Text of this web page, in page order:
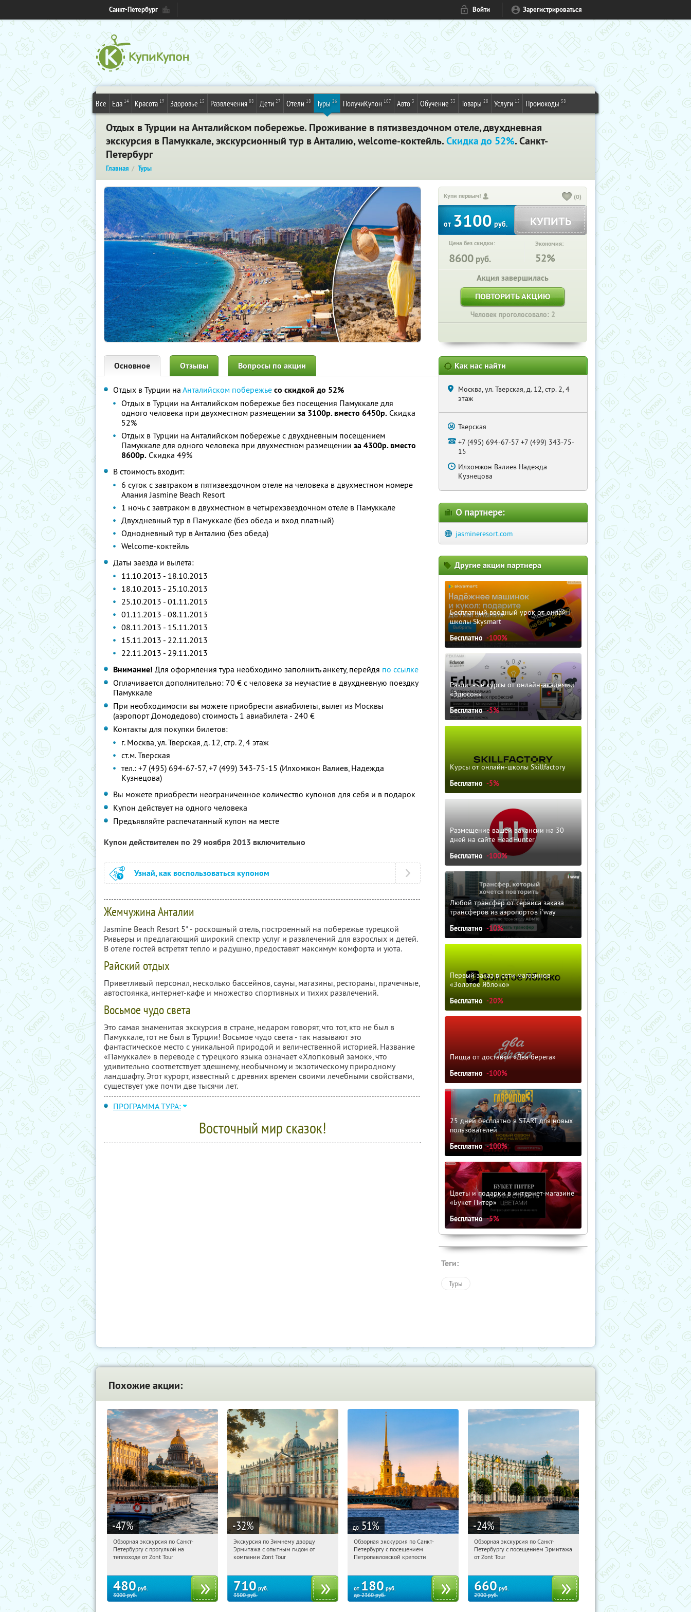
Санкт-Петербург Войти Зарегистрироваться
Все Еда 14 Красота 19 Здоровье 15 Развлечения 88 Дети 27 Отели 18 Туры 26 ПолучиКупон 107 Авто 3 Обучение 33 Товары 28 Услуги 15 Промокоды 58
Отдых в Турции на Анталийском побережье. Проживание в пятизвездочном отеле, двухдневная
экскурсия в Памуккале, экскурсионный тур в Анталию, welcome-коктейль.Скидка до 52%. Санкт-
Петербург
Главная Туры
Купи первым! (0)
от 3100 руб. КУПИТЬ
Цена без скидки:
8600 руб.
Экономия:
52%
Акция завершилась
ПОВТОРИТЬ АКЦИЮ
Человек проголосовало: 2
Основное Отзывы Вопросы по акции
Отдых в Турции на Анталийском побережье со скидкой до 52%
Отдых в Турции на Анталийском побережье без посещения Памуккале для
одного человека при двухместном размещении за 3100р. вместо 6450р. Скидка
52%
Отдых в Турции на Анталийском побережье с двухдневным посещением
Памуккале для одного человека при двухместном размещении за 4300р. вместо
8600р. Скидка 49%
В стоимость входит:
6 суток с завтраком в пятизвездочном отеле на человека в двухместном номере
Алания Jasmine Beach Resort
1 ночь с завтраком в двухместном в четырехзвездочном отеле в Памуккале
Двухдневный тур в Памуккале (без обеда и вход платный)
Однодневный тур в Анталию (без обеда)
Welcome-коктейль
Даты заезда и вылета:
11.10.2013 - 18.10.2013
18.10.2013 - 25.10.2013
25.10.2013 - 01.11.2013
01.11.2013 - 08.11.2013
08.11.2013 - 15.11.2013
15.11.2013 - 22.11.2013
22.11.2013 - 29.11.2013
Внимание! Для оформления тура необходимо заполнить анкету, перейдя по ссылке
Оплачивается дополнительно: 70 € с человека за неучастие в двухдневную поездку
Памуккале
При необходимости вы можете приобрести авиабилеты, вылет из Москвы
(аэропорт Домодедово) стоимость 1 авиабилета - 240 €
Контакты для покупки билетов:
г. Москва, ул. Тверская, д. 12, стр. 2, 4 этаж
ст.м. Тверская
тел.: +7 (495) 694-67-57, +7 (499) 343-75-15 (Илхомжон Валиев, Надежда
Кузнецова)
Вы можете приобрести неограниченное количество купонов для себя и в подарок
Купон действует на одного человека
Предъявляйте распечатанный купон на месте
Купон действителен по 29 ноября 2013 включительно
Узнай, как воспользоваться купоном
Жемчужина Анталии
Jasmine Beach Resort 5* - роскошный отель, построенный на побережье турецкой
Ривьеры и предлагающий широкий спектр услуг и развлечений для взрослых и детей.
В отеле гостей встретят тепло и радушно, предоставят максимум комфорта и уюта.
Райский отдых
Приветливый персонал, несколько бассейнов, сауны, магазины, рестораны, прачечные,
автостоянка, интернет-кафе и множество спортивных и тихих развлечений.
Восьмое чудо света
Это самая знаменитая экскурсия в стране, недаром говорят, что тот, кто не был в
Памуккале, тот не был в Турции! Восьмое чудо света - так называют это
фантастическое место с уникальной природой и величественной историей. Название
«Памуккале» в переводе с турецкого языка означает «Хлопковый замок», что
удивительно соответствует здешнему, необычному и экзотическому природному
ландшафту. Этот курорт, известный с древних времен своими лечебными свойствами,
существует уже почти две тысячи лет.
ПРОГРАММА ТУРА:
Восточный мир сказок!
Как нас найти
Москва, ул. Тверская, д. 12, стр. 2, 4
этаж
Тверская
+7 (495) 694-67-57 +7 (499) 343-75-
15
Илхомжон Валиев Надежда
Кузнецова
О партнере:
jasmineresort.com
Другие акции партнера
Бесплатный вводный урок от онлайн-
школы Skysmart
Бесплатно -100%
Различные курсы от онлайн-академии
«Эдюсон»
Бесплатно -5%
Курсы от онлайн-школы Skillfactory
Бесплатно -5%
Размещение вашей вакансии на 30
дней на сайте HeadHunter
Бесплатно -100%
Любой трансфер от сервиса заказа
трансферов из аэропортов i'way
Бесплатно -10%
Первый заказ в сети магазинов
«Золотое Яблоко»
Бесплатно -20%
Пицца от доставки «Два берега»
Бесплатно -100%
25 дней бесплатно в START для новых
пользователей
Бесплатно -100%
Цветы и подарки в интернет-магазине
«Букет Питер»
Бесплатно -5%
Теги:
Туры
Похожие акции:
-47%
19:05:56 Купили:
Площадь Восстания
Обзорная экскурсия по Санкт-
Петербургу с прогулкой на
теплоходе от Zont Tour
480 руб.
3000руб.
-32%
19:05:56
Купи первым!
Площадь Восстания
Экскурсия по Зимнему дворцу
Эрмитажа с опытным гидом от
компании Zont Tour
710 руб.
3500руб.
до 51%
19:05:56 Купили:
Площадь Восстания
Обзорная экскурсия по Санкт-
Петербургу с посещением
Петропавловской крепости
от 180 руб.
до2360руб.
-24%
19:05:56
Купи первым!
Площадь Восстания
Обзорная экскурсия по Санкт-
Петербургу с посещением Эрмитажа
от Zont Tour
660 руб.
2900руб.